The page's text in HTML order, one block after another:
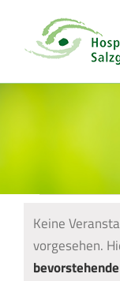
content
für
23.
Hinweis
Keine
vorgesehen.